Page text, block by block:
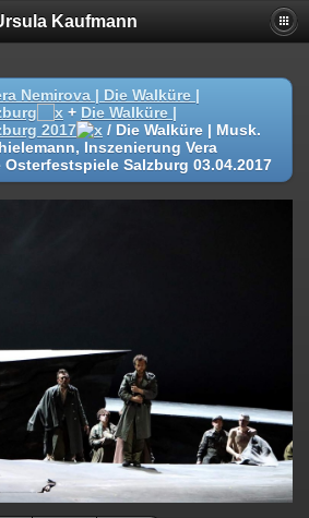
Kaufmann
Nemirova | Die Walküre |
+ Die Walküre |
2017
/ Die Walküre | Musk.
Inszenierung Vera
Osterfestspiele Salzburg 03.04.2017